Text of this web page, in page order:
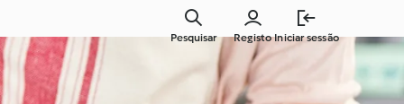
RegistoIniciar sessão
Pesquisar